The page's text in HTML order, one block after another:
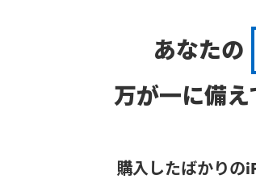
あなたの
万が一に備え
購入したばかり